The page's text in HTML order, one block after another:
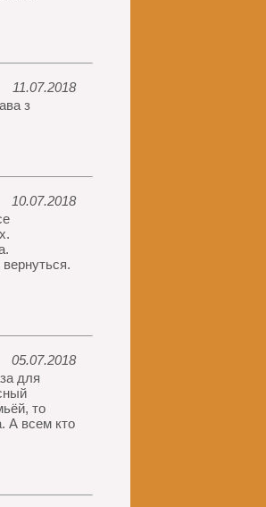
11.07.2018
з
10.07.2018
05.07.2018
для
то
А всем кто